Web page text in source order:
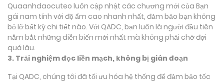
Quaanhdaocuteo luôn cập nhật các chương mới của Bạn
gái nam tính với độ ẩm cao nhanh nhất, đảm bảo bạn không
bỏ lỡ bất kỳ chi tiết nào. Với QADC, bạn luôn là người đầu tiên
nắm bắt những diễn biến mới nhất mà không phải chờ đợi
quá lâu.
3. Trải nghiệm đọc liền mạch, không bị gián đoạn
Tại QADC, chúng tôi đã tối ưu hóa hệ thống để đảm bảo tốc